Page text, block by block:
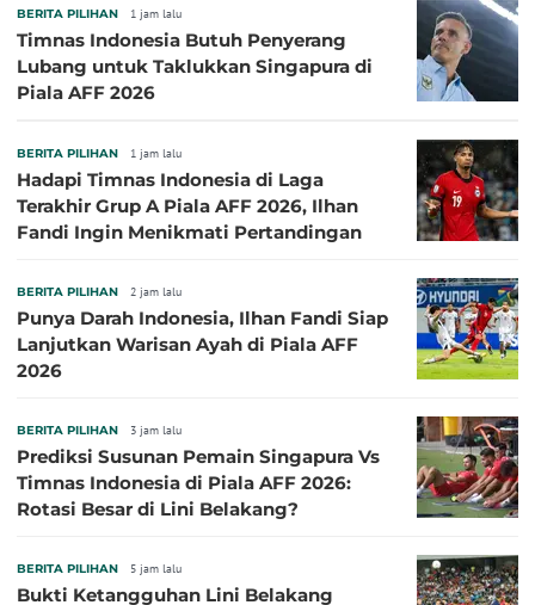
BERITA PILIHAN 1 jam lalu
Timnas Indonesia Butuh Penyerang
Lubang untuk Taklukkan Singapura di
Piala AFF 2026
BERITA PILIHAN 1 jam lalu
Hadapi Timnas Indonesia di Laga
Terakhir Grup A Piala AFF 2026, Ilhan
Fandi Ingin Menikmati Pertandingan
BERITA PILIHAN 2 jam lalu
Punya Darah Indonesia, Ilhan Fandi Siap
Lanjutkan Warisan Ayah di Piala AFF
2026
BERITA PILIHAN 3 jam lalu
Prediksi Susunan Pemain Singapura Vs
Timnas Indonesia di Piala AFF 2026:
Rotasi Besar di Lini Belakang?
BERITA PILIHAN 5 jam lalu
Bukti Ketangguhan Lini Belakang